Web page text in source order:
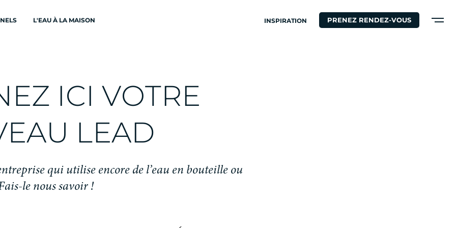
L'EAU À LA MAISON INSPIRATION PRENEZ RENDEZ-VOUS
EZ ICI VOTRE
EAU LEAD
ntreprise qui utilise encore de l’eau en bouteille ou
ais-le nous savoir !